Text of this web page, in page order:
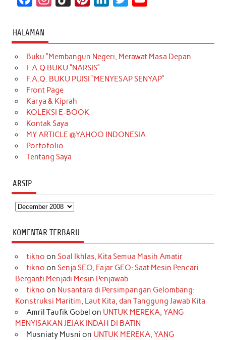
c
e
b
o
o
k
t
a
g
r
a
m
T
o
k
t
e
r
k
e
d
t
t
e
T
u
b
HALAMAN
Buku “Membangun Negeri, Merawat Masa Depan
F.A.Q BUKU “NARSIS”
F.A.Q. BUKU PUISI “MENYESAP SENYAP”
Front Page
Karya & Kiprah
KOLEKSI E-BOOK
Kontak Saya
MY ARTICLE @YAHOO INDONESIA
Portofolio
Tentang Saya
ARSIP
Arsip
KOMENTAR TERBARU
tikno on Soal Ikhlas, Kita Semua Masih Amatir
tikno on Senja SEO, Fajar GEO: Saat Mesin Pencari
Berganti Menjadi Mesin Penjawab
tikno on Nusantara di Persimpangan Gelombang:
Konstruksi Maritim, Laut Kita, dan Tanggung Jawab Kita
Amril Taufik Gobel on UNTUK MEREKA, YANG
MENYISAKAN JEJAK INDAH DI BATIN
Musniaty Musni on UNTUK MEREKA, YANG